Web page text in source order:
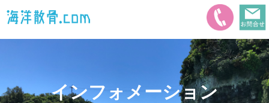
インフォメーション